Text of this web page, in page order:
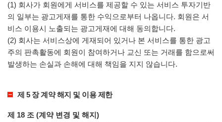
(1) 회사가 회원에게 서비스를 제공할 수 있는 서비스 투자기반
의 일부는 광고게재를 통한 수익으로부터 나옵니다. 회원은 서
비스 이용시 노출되는 광고게재에 대해 동의합니다.
(2) 회사는 서비스상에 게재되어 있거나 본 서비스를 통한 광고
주의 판촉활동에 회원이 참여하거나 교신 또는 거래를 함으로써
발생하는 손실과 손해에 대해 책임을 지지 않습니다.
제 5 장 계약 해지 및 이용 제한
제 18 조 (계약 변경 및 해지)